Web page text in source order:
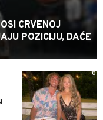
CRVENOJ
POZICIJU, DAĆE
0